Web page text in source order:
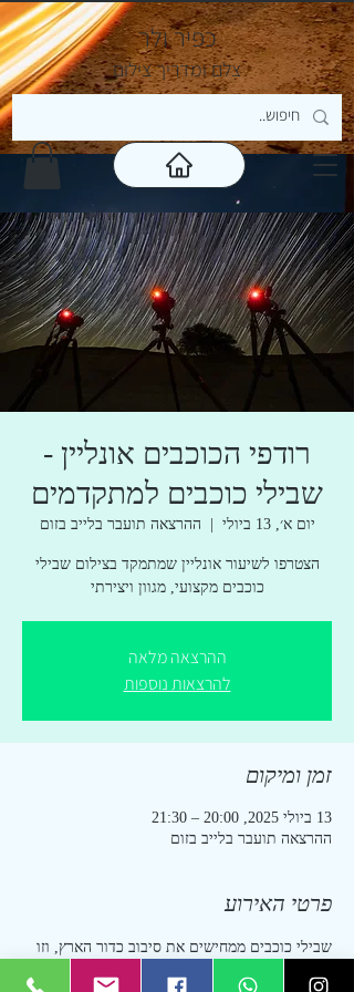
כפיר ולר
צלם ומדריך צילום
רודפי הכוכבים אונליין -
שבילי כוכבים למתקדמים
יום א׳, 13 ביולי ההרצאה תועבר בלייב בזום
הצטרפו לשיעור אונליין שמתמקד בצילום שבילי
כוכבים מקצועי, מגוון ויצירתי
ההרצאה מלאה
להרצאות נוספות
זמן ומיקום
13 ביולי 2025, 20:00 – 21:30
ההרצאה תועבר בלייב בזום
פרטי האירוע
שבילי כוכבים ממחישים את סיבוב כדור הארץ, וזו